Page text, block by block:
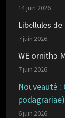
14 juin 2026
Libellules de
7 juin 2026
WE ornitho
7 juin 2026
Nouveauté
podagrariae)
6 juin 2026